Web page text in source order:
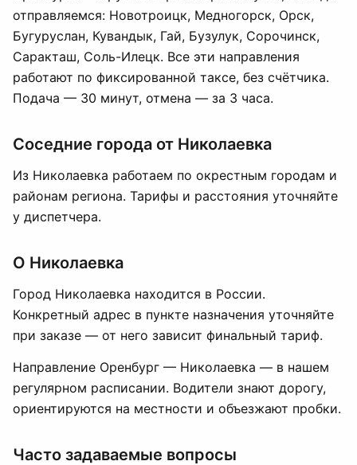
отправляемся: Новотроицк, Медногорск, Орск,
Бугуруслан, Кувандык, Гай, Бузулук, Сорочинск,
Саракташ, Соль-Илецк. Все эти направления
работают по фиксированной таксе, без счётчика.
Подача — 30 минут, отмена — за 3 часа.
Соседние города от Николаевка
Из Николаевка работаем по окрестным городам и
районам региона. Тарифы и расстояния уточняйте
у диспетчера.
О Николаевка
Город Николаевка находится в России.
Конкретный адрес в пункте назначения уточняйте
при заказе — от него зависит финальный тариф.
Направление Оренбург — Николаевка — в нашем
регулярном расписании. Водители знают дорогу,
ориентируются на местности и объезжают пробки.
Часто задаваемые вопросы